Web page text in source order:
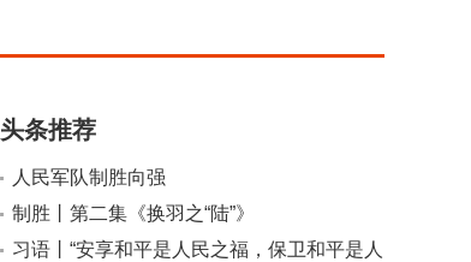
头条推荐
人民军队制胜向强
制胜丨第二集《换羽之“陆”》
习语丨“安享和平是人民之福，保卫和平是人